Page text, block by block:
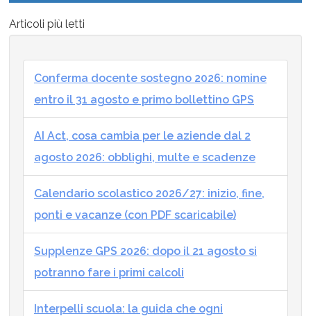
Articoli più letti
Conferma docente sostegno 2026: nomine
entro il 31 agosto e primo bollettino GPS
AI Act, cosa cambia per le aziende dal 2
agosto 2026: obblighi, multe e scadenze
Calendario scolastico 2026/27: inizio, fine,
ponti e vacanze (con PDF scaricabile)
Supplenze GPS 2026: dopo il 21 agosto si
potranno fare i primi calcoli
Interpelli scuola: la guida che ogni